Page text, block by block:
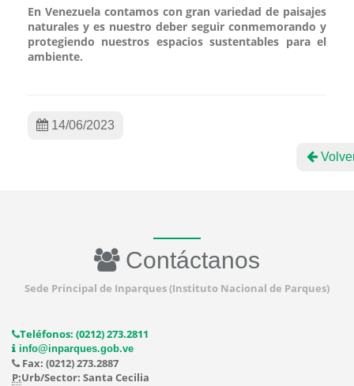
En Venezuela contamos con gran variedad de paisajes
naturales y es nuestro deber seguir conmemorando y
protegiendo nuestros espacios sustentables para el
ambiente.
14/06/2023
Contáctanos
Sede Principal de Inparques (Instituto Nacional de Parques)
Teléfonos: (0212) 273.2811
info@inparques.gob.ve
Fax: (0212) 273.2887
P:Urb/Sector: Santa Cecilia